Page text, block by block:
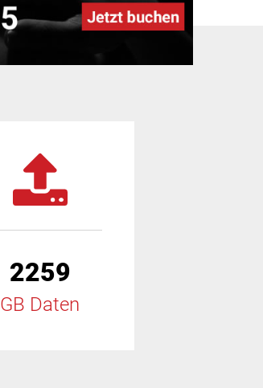
2259
GB Daten